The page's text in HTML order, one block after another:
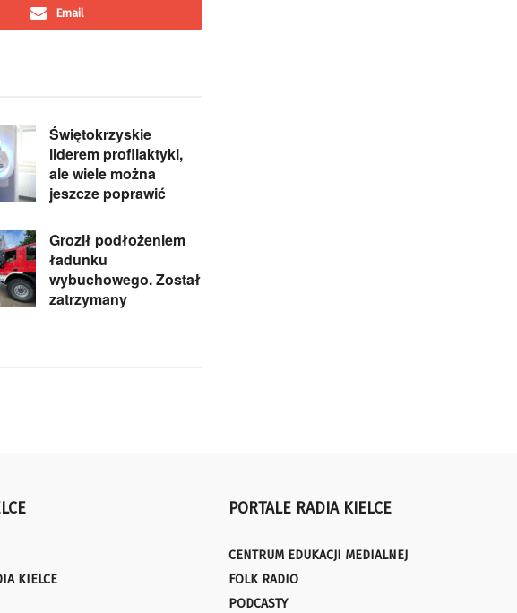
Email
Świętokrzyskie
liderem profilaktyki,
ale wiele można
jeszcze poprawić
Groził podłożeniem
ładunku
wybuchowego. Został
zatrzymany
KIELCE
PORTALE RADIA KIELCE
CENTRUM EDUKACJI MEDIALNEJ
FOLK RADIO
PODCASTY